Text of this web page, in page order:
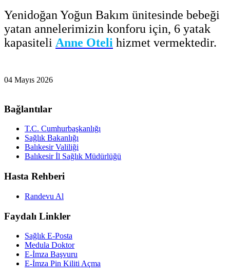
Yenidoğan Yoğun Bakım ünitesinde bebeği
yatan annelerimizin konforu için, 6 yatak
kapasiteli Anne Oteli hizmet vermektedir.
04 Mayıs 2026
Bağlantılar
T.C. Cumhurbaşkanlığı
Sağlık Bakanlığı
Balıkesir Valiliği
Balıkesir İl Sağlık Müdürlüğü
Hasta Rehberi
Randevu Al
Faydalı Linkler
Sağlık E-Posta
Medula Doktor
E-İmza Başvuru
E-İmza Pin Kiliti Açma